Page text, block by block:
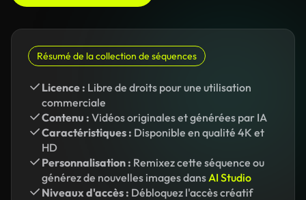
Résumé de la collection de séquences
Licence : Libre de droits pour une utilisation
commerciale
Contenu : Vidéos originales et générées par IA
Caractéristiques : Disponible en qualité 4K et
HD
Personnalisation : Remixez cette séquence ou
générez de nouvelles images dansAI Studio
Niveaux d'accès : Débloquez l'accès créatif